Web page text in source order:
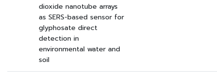
dioxide nanotube arrays
as SERS-based sensor for
glyphosate direct
detection in
environmental water and
soil